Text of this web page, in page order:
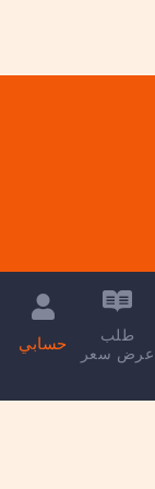
حسابي
طلب
عرض سعر